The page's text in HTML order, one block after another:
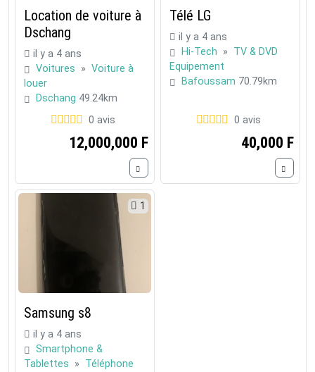
Location de voiture à
Dschang
il y a 4 ans
Voitures » Voiture à
louer
Dschang 49.24km
0 avis
12,000,000 F
Télé LG
il y a 4 ans
Hi-Tech » TV & DVD
Equipement
Bafoussam 70.79km
0 avis
40,000 F
1
Samsung s8
il y a 4 ans
Smartphone &
Tablettes » Téléphone